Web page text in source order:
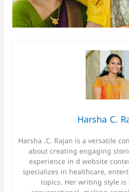
Harsha C.
Harsha .C. Rajan is a versatile
about creating engaging
experience in d website
specializes in healthcare,
topics. Her writing style is